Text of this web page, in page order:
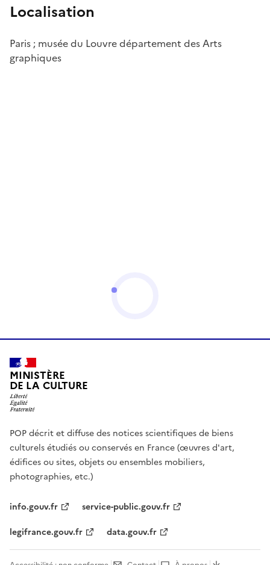
Localisation
Paris ; musée du Louvre département des Arts
graphiques
MINISTÈRE
DE LA CULTURE
POP décrit et diffuse des notices scientifiques de biens
culturels étudiés ou conservés en France (œuvres d'art,
édifices ou sites, objets ou ensembles mobiliers,
photographies, etc.)
info.gouv.fr
service-public.gouv.fr
legifrance.gouv.fr
data.gouv.fr